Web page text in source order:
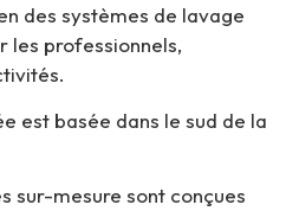
des systèmes de lavage
les professionnels,
est basée dans le sud de la
sur-mesure sont conçues